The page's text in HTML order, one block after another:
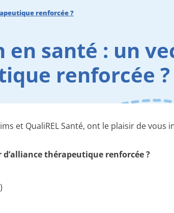
renforcée ?
en santé : un
renforcée ?
et QualiREL Santé, ont le plaisir de
thérapeutique renforcée ?